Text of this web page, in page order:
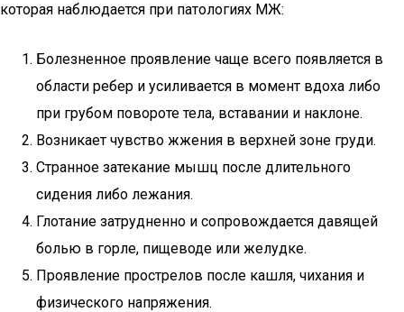
которая наблюдается при патологиях МЖ:
Болезненное проявление чаще всего появляется в
области ребер и усиливается в момент вдоха либо
при грубом повороте тела, вставании и наклоне.
Возникает чувство жжения в верхней зоне груди.
Странное затекание мышц после длительного
сидения либо лежания.
Глотание затрудненно и сопровождается давящей
болью в горле, пищеводе или желудке.
Проявление прострелов после кашля, чихания и
физического напряжения.